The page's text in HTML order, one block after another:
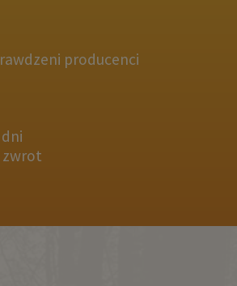
producenci
zwrot